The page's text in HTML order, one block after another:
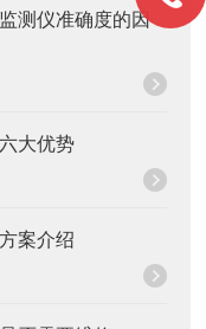
测仪准确度的因
大优势
案介绍